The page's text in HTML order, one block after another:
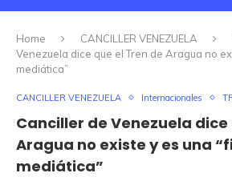
Home CANCILLER VENEZUELA
Venezuela dice que el Tren de Aragua no
mediática”
CANCILLER VENEZUELA Internacionales
Canciller de Venezuela dice
Aragua no existe y es una
mediática”